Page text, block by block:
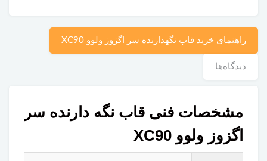
راهنمای خرید قاب نگهدارنده سر اگزوز ولوو XC90
دیدگاه‌ها
مشخصات فنی قاب نگه دارنده سر
اگزوز ولوو XC90